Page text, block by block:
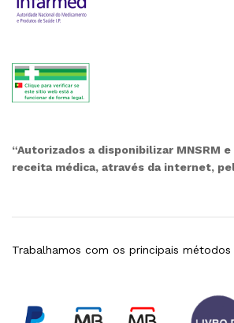
“Autorizados a disponibilizar MNSRM
receita médica, através da internet,
Trabalhamos com os principais